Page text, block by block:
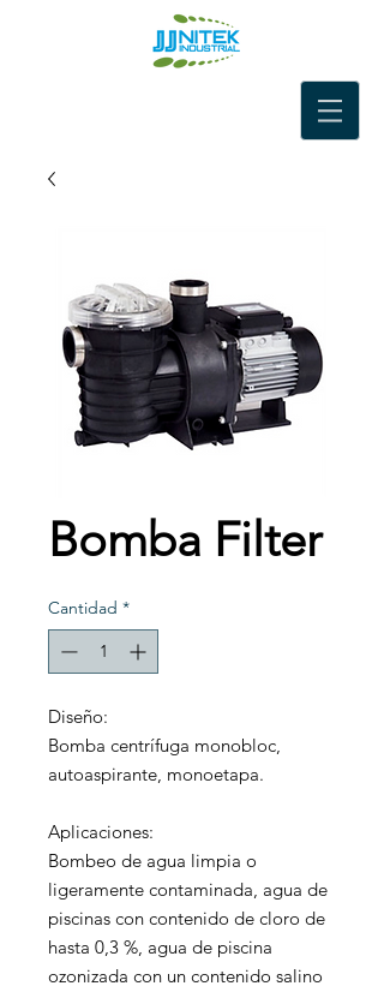
Bomba Filter
Cantidad *
Diseño:
Bomba centrífuga monobloc,
autoaspirante, monoetapa.
Aplicaciones:
Bombeo de agua limpia o
ligeramente contaminada, agua de
piscinas con contenido de cloro de
hasta 0,3 %, agua de piscina
ozonizada con un contenido salino